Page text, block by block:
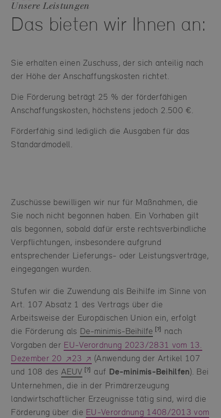
Unsere Leistungen
Das bieten wir Ihnen an:
Sie erhalten einen Zuschuss, der sich anteilig nach
der Höhe der Anschaffungskosten richtet.
Die Förderung beträgt 25 % der förderfähigen
Anschaffungskosten, höchstens jedoch 2.500 €.
Förderfähig sind lediglich die Ausgaben für das
Standardmodell.
Zuschüsse bewilligen wir nur für Maßnahmen, die
Sie noch nicht begonnen haben. Ein Vorhaben gilt
als begonnen, sobald dafür erste rechtsverbindliche
Verpflichtungen, insbesondere aufgrund
entsprechender Lieferungs- oder Leistungsverträge,
eingegangen wurden.
Stufen wir die Zuwendung als Beihilfe im Sinne von
Art. 107 Absatz 1 des Vertrags über die
Arbeitsweise der Europäischen Union ein, erfolgt
die Förderung als De-minimis-Beihilfe
nach
Vorgaben der EU-Verordnung 2023/2831 vom 13.
Dezember 20
23
(Anwendung der Artikel 107
und 108 desAEUV auf De-minimis-Beihilfen). Bei
Unternehmen, die in der Primärerzeugung
landwirtschaftlicher Erzeugnisse tätig sind, wird die
Förderung über die EU-Verordnung 1408/2013 vom